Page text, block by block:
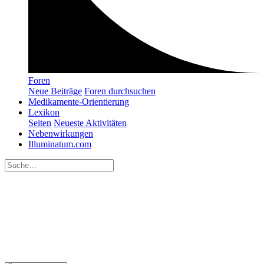
Foren
Neue Beiträge Foren durchsuchen
Medikamente-Orientierung
Lexikon
Seiten Neueste Aktivitäten
Nebenwirkungen
Illuminatum.com